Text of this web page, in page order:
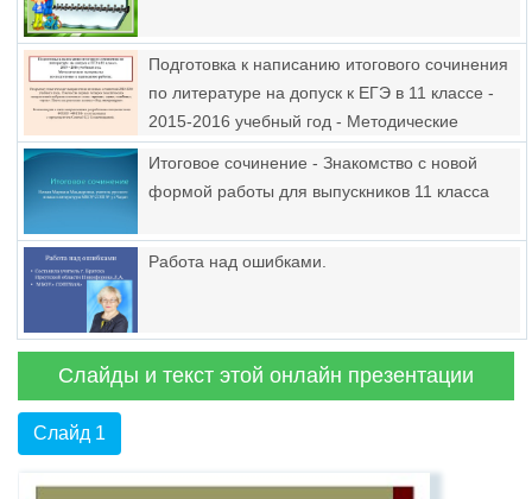
Подготовка к написанию итогового сочинения
по литературе на допуск к ЕГЭ в 11 классе -
2015-2016 учебный год - Методические
Итоговое сочинение - Знакомство с новой
формой работы для выпускников 11 класса
Работа над ошибками.
Слайды и текст этой онлайн презентации
Слайд 1